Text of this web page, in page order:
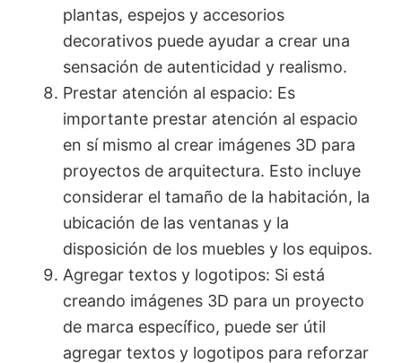
plantas, espejos y accesorios
decorativos puede ayudar a crear una
sensación de autenticidad y realismo.
Prestar atención al espacio: Es
importante prestar atención al espacio
en sí mismo al crear imágenes 3D para
proyectos de arquitectura. Esto incluye
considerar el tamaño de la habitación, la
ubicación de las ventanas y la
disposición de los muebles y los equipos.
Agregar textos y logotipos: Si está
creando imágenes 3D para un proyecto
de marca específico, puede ser útil
agregar textos y logotipos para reforzar